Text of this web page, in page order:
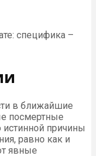
специфика –
в ближайшие
посмертные
причины
равно как и
явные